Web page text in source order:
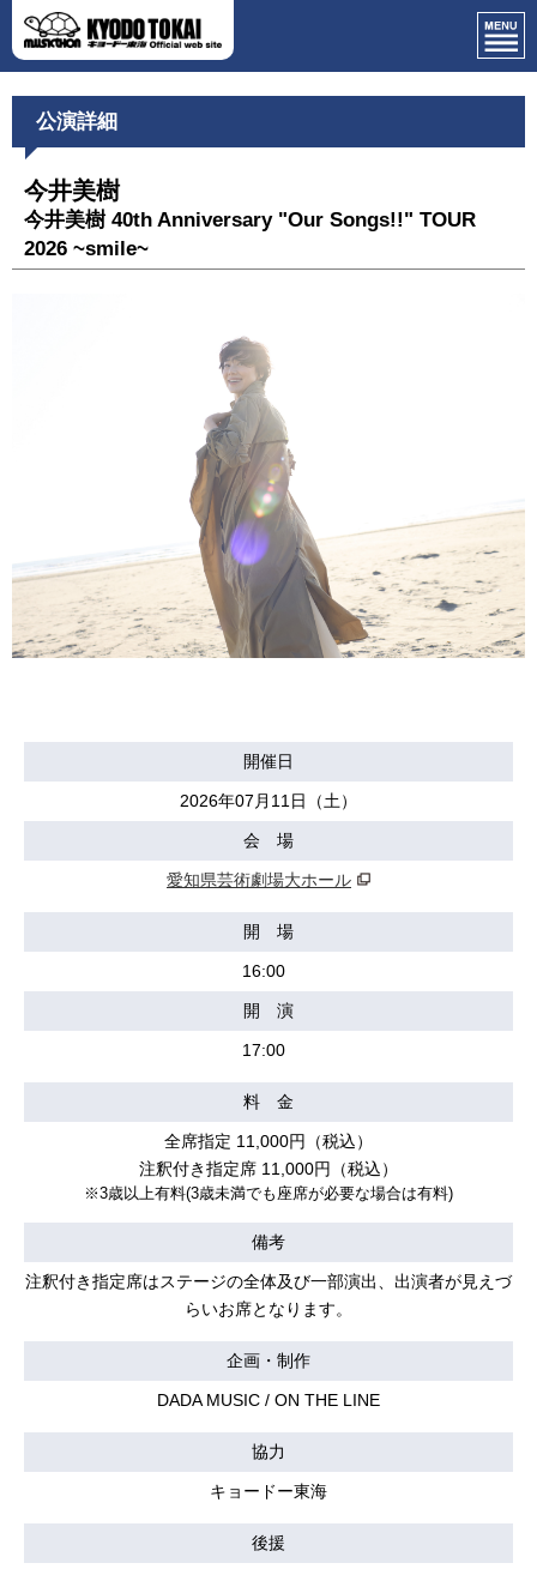
公演詳細
今井美樹
今井美樹 40th Anniversary "Our Songs!!" TOUR
2026 ~smile~
開催日
2026年07月11日（土）
会 場
愛知県芸術劇場大ホール
開 場
16:00
開 演
17:00
料 金
全席指定 11,000円（税込）
注釈付き指定席 11,000円（税込）
※3歳以上有料(3歳未満でも座席が必要な場合は有料)
備考
注釈付き指定席はステージの全体及び一部演出、出演者が見えづ
らいお席となります。
企画・制作
DADA MUSIC / ON THE LINE
協力
キョードー東海
後援